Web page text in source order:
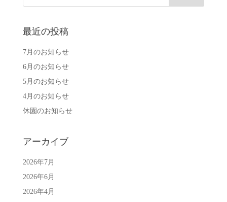
最近の投稿
7月のお知らせ
6月のお知らせ
5月のお知らせ
4月のお知らせ
休園のお知らせ
アーカイブ
2026年7月
2026年6月
2026年4月